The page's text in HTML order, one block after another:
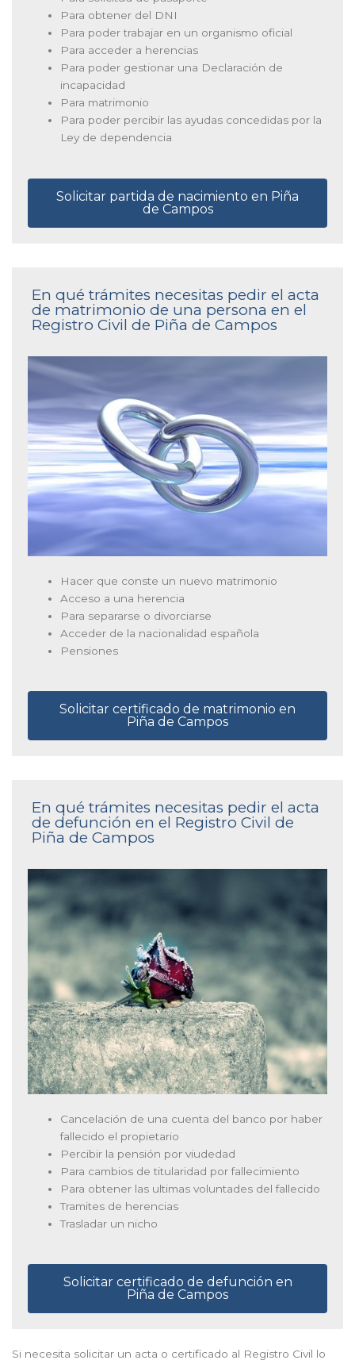
Para obtener del DNI
Para poder trabajar en un organismo oficial
Para acceder a herencias
Para poder gestionar una Declaración de
incapacidad
Para matrimonio
Para poder percibir las ayudas concedidas por la
Ley de dependencia
Solicitar partida de nacimiento en Piña
de Campos
En qué trámites necesitas pedir el acta
de matrimonio de una persona en el
Registro Civil de Piña de Campos
Hacer que conste un nuevo matrimonio
Acceso a una herencia
Para separarse o divorciarse
Acceder de la nacionalidad española
Pensiones
Solicitar certificado de matrimonio en
Piña de Campos
En qué trámites necesitas pedir el acta
de defunción en el Registro Civil de
Piña de Campos
Cancelación de una cuenta del banco por haber
fallecido el propietario
Percibir la pensión por viudedad
Para cambios de titularidad por fallecimiento
Para obtener las ultimas voluntades del fallecido
Tramites de herencias
Trasladar un nicho
Solicitar certificado de defunción en
Piña de Campos
Si necesita solicitar un acta o certificado al Registro Civil lo